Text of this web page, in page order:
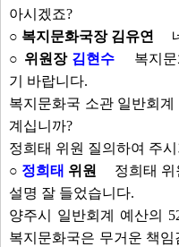
아시겠죠?
○ 복지문화국장 김유연
○ 위원장 김현수
복지
기 바랍니다.
복지문화국 소관 일반회
계십니까?
정희태 위원 질의하여 주
○ 정희태 위원
정희태
설명 잘 들었습니다.
양주시 일반회계 예산의
복지문화국은 무거운 책